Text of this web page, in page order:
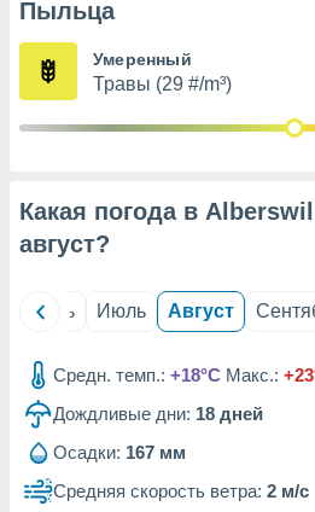
из
рекламы
сведения
Пыльца
Умеренный
Травы (29 #/m³)
Какая погода в
август?
Июнь Июль Август
Средн. темп.: +18°C Макс.:
Дождливые дни: 18 дней
Осадки: 167 мм
Средняя скорость ветра: 2 м/с